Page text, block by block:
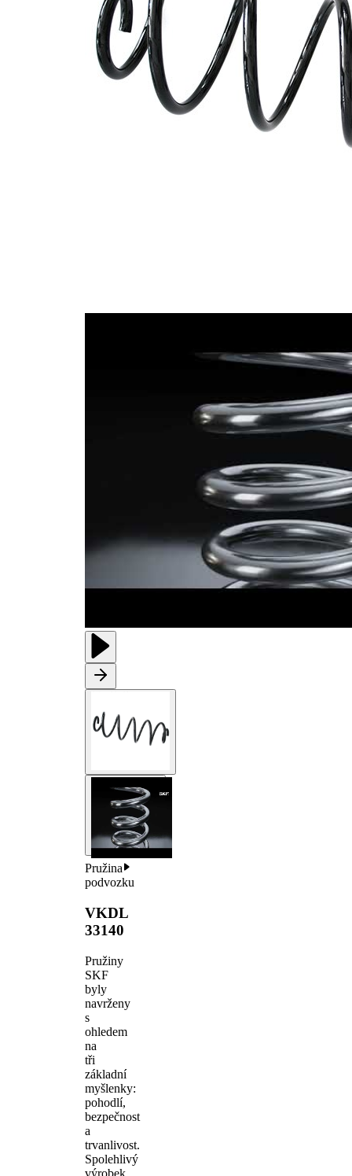
Pružina
podvozku
VKDL
33140
Pružiny
SKF
byly
navrženy
s
ohledem
na
tři
základní
myšlenky:
pohodlí,
bezpečnost
a
trvanlivost.
Spolehlivý
výrobek
Tvar
pružiny
pružina s
konstatním
Vnější
průměr
126 mm
Doplňkový
bez
pouzdra